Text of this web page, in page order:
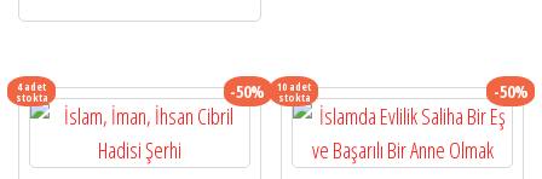
4 adet
stokta -50% 10 adet
stokta -50%